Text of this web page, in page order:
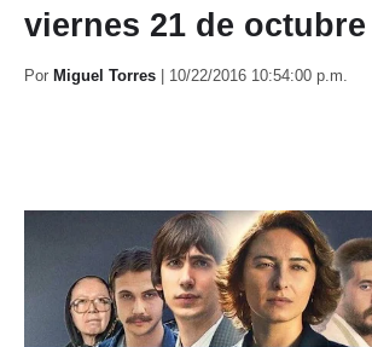
viernes 21 de octubre
Por Miguel Torres 10/22/2016 10:54:00 p.m.